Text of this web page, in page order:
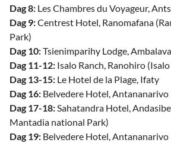
Dag 8: Les Chambres du Voyageur,
Dag 9:Centrest Hotel, Ranomafana
Park)
Dag 10:Tsienimparihy Lodge,
Dag 11-12: Isalo Ranch, Ranohiro
Dag 13-15: Le Hotel de la Plage, Ifaty
Dag 16: Belvedere Hotel, Antananarivo
Dag 17-18:Sahatandra Hotel,
Mantadia national Park)
Dag 19: Belvedere Hotel, Antananarivo